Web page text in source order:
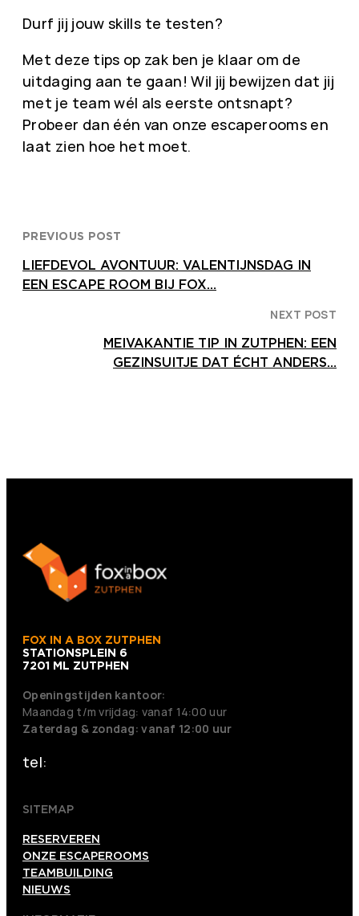
Durf jij jouw skills te testen?
Met deze tips op zak ben je klaar om de
uitdaging aan te gaan! Wil jij bewijzen dat jij
met je team wél als eerste ontsnapt?
Probeer dan één van onze escaperooms en
laat zien hoe het moet.
PREVIOUS POST
LIEFDEVOL AVONTUUR: VALENTIJNSDAG IN
EEN ESCAPE ROOM BIJ FOX…
NEXT POST
MEIVAKANTIE TIP IN ZUTPHEN: EEN
GEZINSUITJE DAT ÉCHT ANDERS…
FOX IN A BOX ZUTPHEN
STATIONSPLEIN 6
7201 ML ZUTPHEN
Openingstijden kantoor:
Maandag t/m vrijdag: vanaf 14:00 uur
Zaterdag & zondag: vanaf 12:00 uur
tel:
SITEMAP
RESERVEREN
ONZE ESCAPEROOMS
TEAMBUILDING
NIEUWS